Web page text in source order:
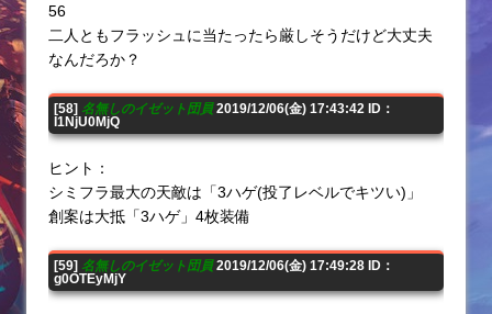
56
二人ともフラッシュに当たったら厳しそうだけど大丈夫
なんだろか？
[58] 名無しのイゼット団員2019/12/06(金) 17:43:42 ID：
I1NjU0MjQ
ヒント：
シミフラ最大の天敵は「3ハゲ(投了レベルでキツい)」
創案は大抵「3ハゲ」4枚装備
[59] 名無しのイゼット団員2019/12/06(金) 17:49:28 ID：
g0OTEyMjY